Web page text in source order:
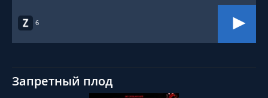
6
Запретный плод